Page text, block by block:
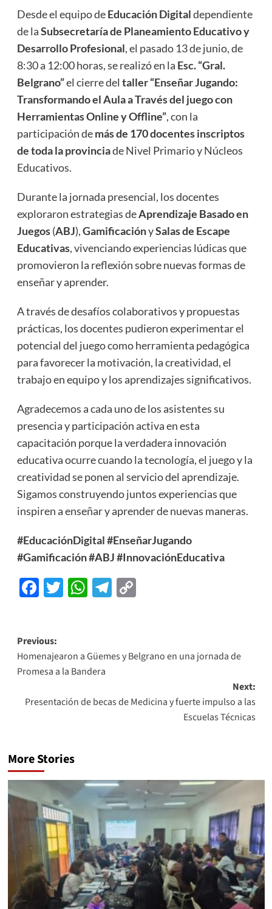
Desde el equipo deEducación Digitaldependiente
de laSubsecretaría de Planeamiento Educativo y
Desarrollo Profesional, el pasado 13 de junio, de
8:30 a 12:00 horas, se realizó en la Esc. “Gral.
Belgrano”el cierre del taller “Enseñar Jugando:
Transformando el Aula a Través del juego con
Herramientas Online y Offline”, con la
participación demás de 170 docentes inscriptos
de toda la provinciade Nivel Primario y Núcleos
Educativos.
Durante la jornada presencial, los docentes
exploraron estrategias deAprendizaje Basado en
Juegos(ABJ),GamificaciónySalas de Escape
Educativas, vivenciando experiencias lúdicas que
promovieron la reflexión sobre nuevas formas de
enseñar y aprender.
A través de desafíos colaborativos y propuestas
prácticas, los docentes pudieron experimentar el
potencial del juego como herramienta pedagógica
para favorecer la motivación, la creatividad, el
trabajo en equipo y los aprendizajes significativos.
Agradecemos a cada uno de los asistentes su
presencia y participación activa en esta
capacitación porque la verdadera innovación
educativa ocurre cuando la tecnología, el juego y la
creatividad se ponen al servicio del aprendizaje.
Sigamos construyendo juntos experiencias que
inspiren a enseñar y aprender de nuevas maneras.
#EducaciónDigital#EnseñarJugando
#Gamificación#ABJ#InnovaciónEducativa
Facebook
Twitter
WhatsApp
Telegram
Copy
Previous:
Homenajearon a Güemes y Belgrano en una jornada de
Promesa a la Bandera
Next:
Presentación de becas de Medicina y fuerte impulso a las
Escuelas Técnicas
More Stories